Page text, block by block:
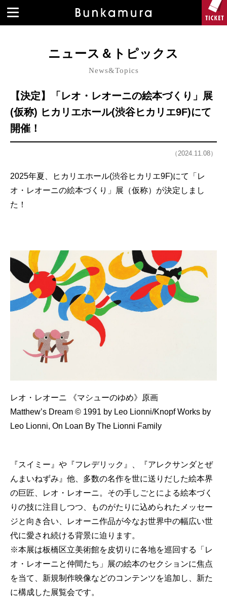
ニュース＆トピックス
News&Topics
【決定】「レオ・レオーニの絵本づくり」展
(仮称) ヒカリエホール(渋谷ヒカリエ9F)にて
開催！
（2024.11.08）
2025年夏、ヒカリエホール(渋谷ヒカリエ9F)にて「レ
オ・レオーニの絵本づくり」展（仮称）が決定しまし
た！
レオ・レオーニ 《マシューのゆめ》原画
Matthewʼs Dream © 1991 by Leo Lionni/Knopf Works by
Leo Lionni, On Loan By The Lionni Family
『スイミー』や『フレデリック』、『アレクサンダとぜ
んまいねずみ』他、多数の名作を世に送りだした絵本界
の巨匠、レオ・レオーニ。その手しごとによる絵本づく
りの技に注目しつつ、ものがたりに込められたメッセー
ジと向き合い、レオーニ作品が今なお世界中の幅広い世
代に愛され続ける背景に迫ります。
※本展は板橋区立美術館を皮切りに各地を巡回する「レ
オ・レオーニと仲間たち」展の絵本のセクションに焦点
を当て、新規制作映像などのコンテンツを追加し、新た
に構成した展覧会です。